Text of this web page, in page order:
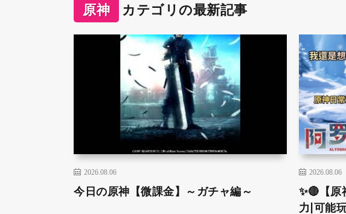
原神 カテゴリの最新記事
2026.08.06
今日の原神【微課金】～ガチャ編～
2026.08.06
✨🔴【
力|可能